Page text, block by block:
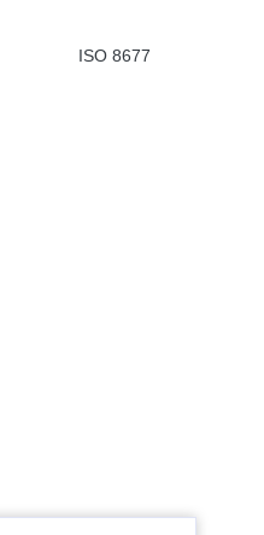
ISO 8677